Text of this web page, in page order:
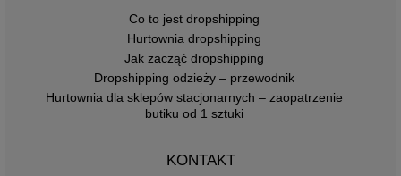
Co to jest dropshipping
Hurtownia dropshipping
Jak zacząć dropshipping
Dropshipping odzieży – przewodnik
Hurtownia dla sklepów stacjonarnych – zaopatrzenie
butiku od 1 sztuki
KONTAKT